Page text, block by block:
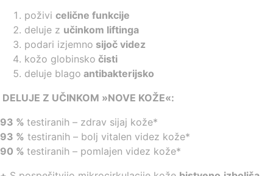
poživi celične funkcije
deluje z učinkom liftinga
podari izjemno sijoč videz
kožo globinsko čisti
deluje blago antibakterijsko
DELUJE Z UČINKOM »NOVE KOŽE«:
93 % testiranih – zdrav sijaj kože*
93 % testiranih – bolj vitalen videz kože*
90 % testiranih – pomlajen videz kože*